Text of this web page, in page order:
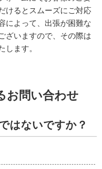
けるとスムーズにご対応
によって、出張が困難な
ざいますので、その際は
します。
お問い合わせ
はないですか？